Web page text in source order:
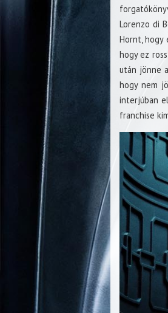
Lorenzo di
Hornt, hogy
hogy ez
után jönne
hogy nem
interjúban
franchise